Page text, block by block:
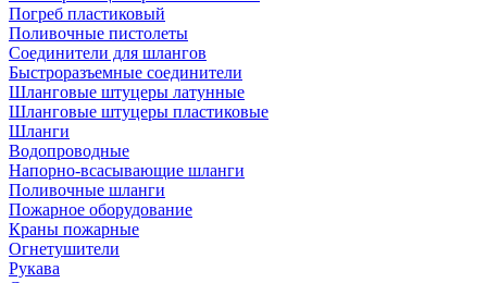
Погреб пластиковый
Поливочные пистолеты
Соединители для шлангов
Быстроразъемные соединители
Шланговые штуцеры латунные
Шланговые штуцеры пластиковые
Шланги
Водопроводные
Напорно-всасывающие шланги
Поливочные шланги
Пожарное оборудование
Краны пожарные
Огнетушители
Рукава